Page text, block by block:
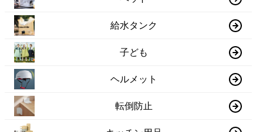
給水タンク
子ども
ヘルメット
転倒防止